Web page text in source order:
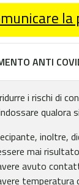
ANTI
i rischi di
inoltre,
mai
avuto
temperatura